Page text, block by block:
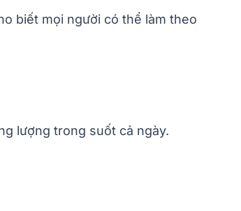
biết mọi người có thể làm theo
lượng trong suốt cả ngày.